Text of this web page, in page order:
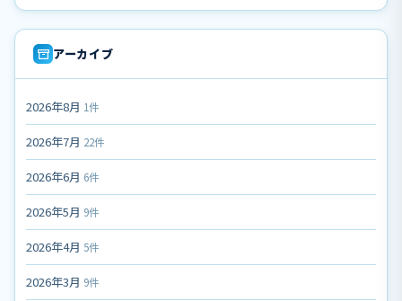
アーカイブ
2026年8月 1件
2026年7月 22件
2026年6月 6件
2026年5月 9件
2026年4月 5件
2026年3月 9件